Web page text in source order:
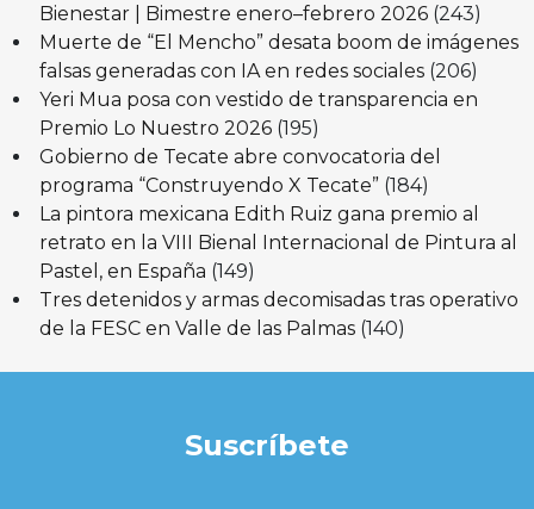
Bienestar | Bimestre enero–febrero 2026 (243)
Muerte de “El Mencho” desata boom de imágenes
falsas generadas con IA en redes sociales (206)
Yeri Mua posa con vestido de transparencia en
Premio Lo Nuestro 2026 (195)
Gobierno de Tecate abre convocatoria del
programa “Construyendo X Tecate” (184)
La pintora mexicana Edith Ruiz gana premio al
retrato en la VIII Bienal Internacional de Pintura al
Pastel, en España (149)
Tres detenidos y armas decomisadas tras operativo
de la FESC en Valle de las Palmas (140)
Suscríbete